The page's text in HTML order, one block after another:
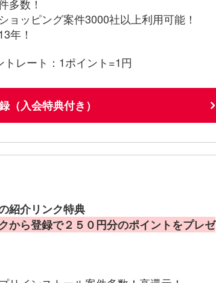
多数！
ョッピング案件3000社以上利用可能！
年！
トレート：1ポイント=1円
（入会特典付き）
紹介リンク特典
から登録で２５０円分のポイントをプレゼ